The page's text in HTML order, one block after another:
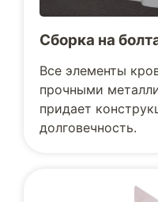
Сборка на
Все элементы
прочными
придает
долговечность.